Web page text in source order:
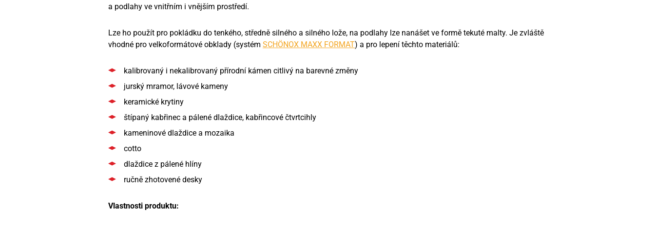
a podlahy ve vnitřním i vnějším prostředí.
Lze ho použít pro pokládku do tenkého, středně silného a silného lože, na podlahy lze nanášet ve formě tekuté malty. Je zvláště
vhodné pro velkoformátové obklady (systém SCHÖNOX MAXX FORMAT) a pro lepení těchto materiálů:
kalibrovaný i nekalibrovaný přírodní kámen citlivý na barevné změny
jurský mramor, lávové kameny
keramické krytiny
štípaný kabřinec a pálené dlaždice, kabřincové čtvrtcihly
kameninové dlaždice a mozaika
cotto
dlaždice z pálené hlíny
ručně zhotovené desky
Vlastnosti produktu: